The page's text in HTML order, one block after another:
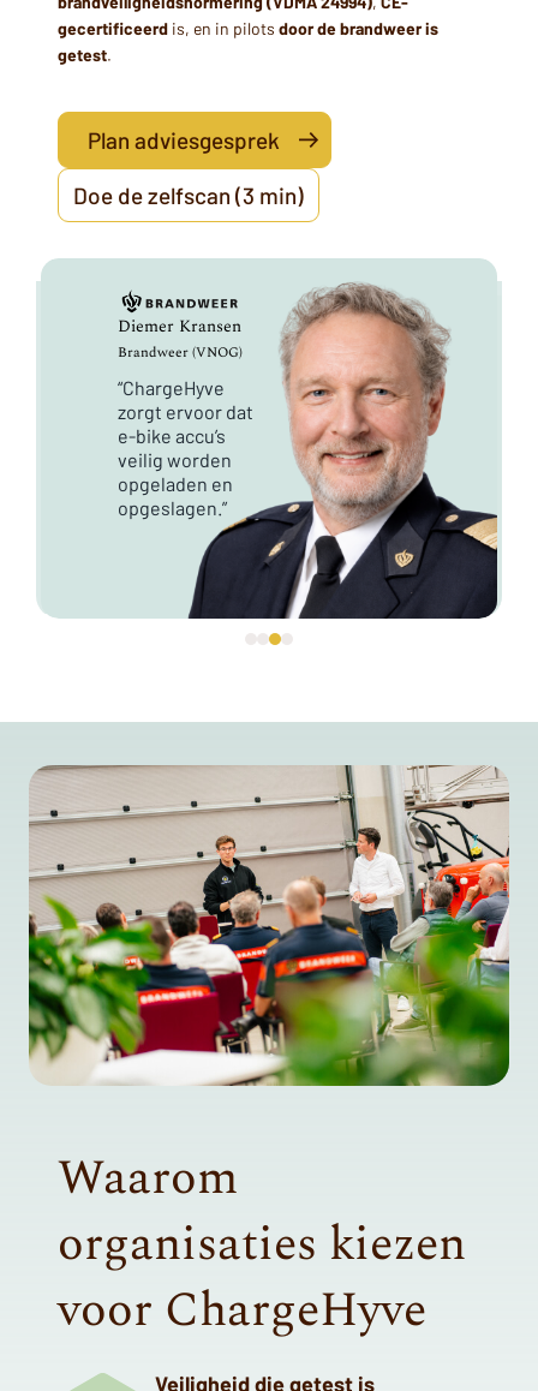
gecertificeerd is, en in pilots door de brandweer is
getest.
Plan adviesgesprek
Doe de zelfscan (3 min)
Jeroen Zandstra
Facility Manager
"Sinds het eerste
gebruik konden
medewerkers
niet meer zonder
ChargeHyve."
Diemer Kransen
Brandweer (VNOG)
“ChargeHyve
zorgt ervoor dat
e-bike accu’s
veilig worden
opgeladen en
opgeslagen.”
Jeroen Zandstra
Facility Manager
"Sinds het eerste
gebruik konden
medewerkers
niet meer zonder
ChargeHyve."
Diemer Kransen
Brandweer (VNOG)
“ChargeHyve
zorgt ervoor dat
e-bike accu’s
veilig worden
opgeladen en
opgeslagen.”
Waarom
organisaties kiezen
voor ChargeHyve
Veiligheid die getest is